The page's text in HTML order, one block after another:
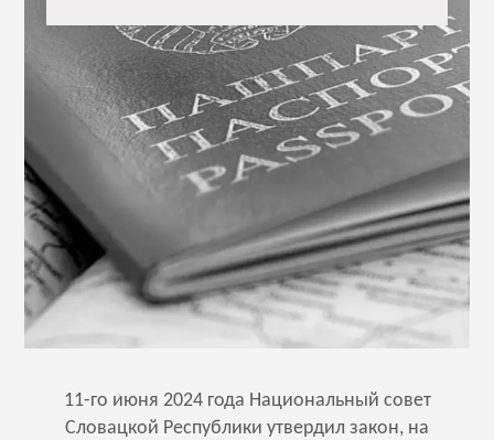
11-го июня 2024 года Национальный совет
Словацкой Республики утвердил закон, на